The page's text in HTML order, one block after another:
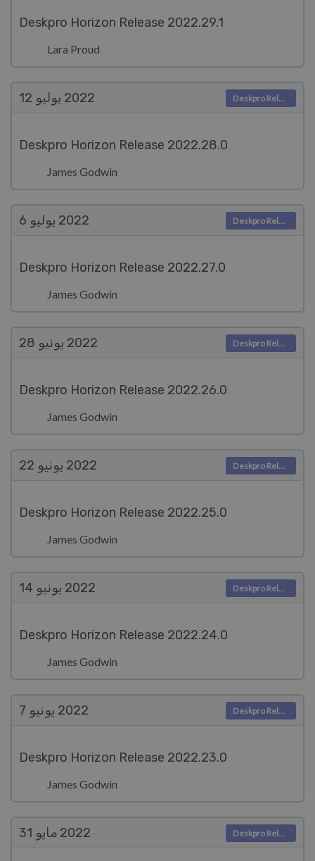
Deskpro Horizon Release 2022.29.1
Lara Proud
يوليو 12 2022
Deskpro Horizon Release 2022.28.0
James Godwin
Deskpro Releases
يوليو 6 2022
Deskpro Horizon Release 2022.27.0
James Godwin
Deskpro Releases
يونيو 28 2022
Deskpro Horizon Release 2022.26.0
James Godwin
Deskpro Releases
يونيو 22 2022
Deskpro Horizon Release 2022.25.0
James Godwin
Deskpro Releases
يونيو 14 2022
Deskpro Horizon Release 2022.24.0
James Godwin
Deskpro Releases
يونيو 7 2022
Deskpro Horizon Release 2022.23.0
James Godwin
Deskpro Releases
مايو 31 2022 Deskpro Releases